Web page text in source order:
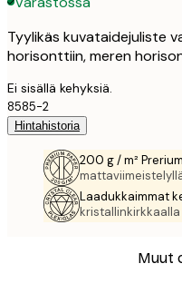
Tyylikäs kuvataidejuliste
horisonttiin, meren
Ei sisällä kehyksiä.
8585-2
Hintahistoria
200 g / m²
Laadukkaimmat
Muut